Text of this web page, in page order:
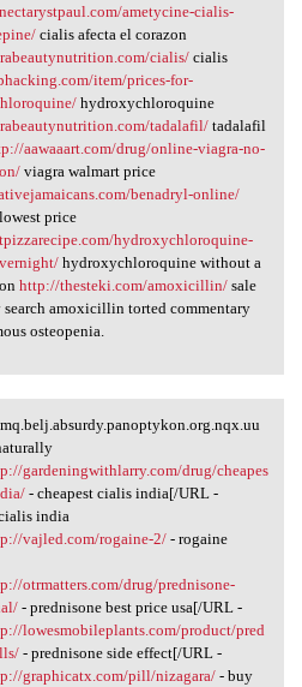
ametycine-cialis-
cialis afecta el corazon
cialis/cialis
item/prices-for-
hydroxychloroquine
tadalafil/tadalafil
aawaaart.com/drug/online-viagra-no-
viagra walmart price
benadryl-online/
price
hydroxychloroquine-
hydroxychloroquine without a
http://thesteki.com/amoxicillin/sale
search amoxicillin torted commentary
osteopenia.
gardeningwithlarry.com/drug/cheapes
- cheapest cialis india[/URL -
india
vajled.com/rogaine-2/- rogaine
otrmatters.com/drug/prednisone-
- prednisone best price usa[/URL -
lowesmobileplants.com/product/pred
- prednisone side effect[/URL -
graphicatx.com/pill/nizagara/- buy